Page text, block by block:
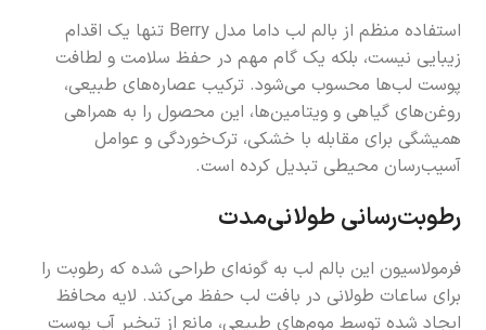
استفاده منظم از بالم لب داما مدل Berry تنها یک اقدام
زیبایی نیست، بلکه یک گام مهم در حفظ سلامت و لطافت
پوست لب‌ها محسوب می‌شود. ترکیب عصاره‌های طبیعی،
روغن‌های گیاهی و ویتامین‌ها، این محصول را به همراهی
همیشگی برای مقابله با خشکی، ترک‌خوردگی و عوامل
آسیب‌رسان محیطی تبدیل کرده است.
رطوبت‌رسانی طولانی‌مدت
فرمولاسیون این بالم لب به گونه‌ای طراحی شده که رطوبت را
برای ساعات طولانی در بافت لب حفظ می‌کند. لایه محافظ
ایجاد شده توسط موم‌های طبیعی، مانع از تبخیر آب پوست